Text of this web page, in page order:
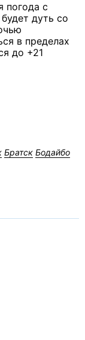
погода с
дуть со
в пределах
до +21
Братск Бодайбо